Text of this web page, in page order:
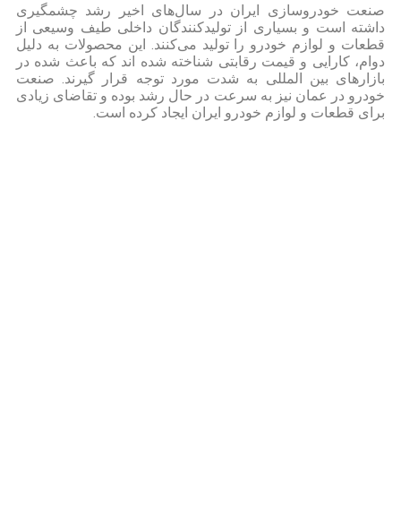
صنعت خودروسازی ایران در سال‌های اخیر رشد چشمگیری
داشته است و بسیاری از تولیدکنندگان داخلی طیف وسیعی از
قطعات و لوازم خودرو را تولید می‌کنند. این محصولات به دلیل
دوام، کارایی و قیمت رقابتی شناخته شده اند که باعث شده در
بازارهای بین المللی به شدت مورد توجه قرار گیرند. صنعت
خودرو در عمان نیز به سرعت در حال رشد بوده و تقاضای زیادی
برای قطعات و لوازم خودرو ایران ایجاد کرده است.